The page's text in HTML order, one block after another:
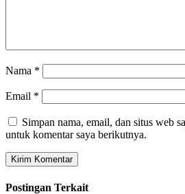
Nama *
Email *
Simpan nama, email, dan situs web
untuk komentar saya berikutnya.
Postingan Terkait